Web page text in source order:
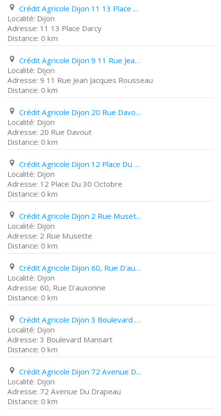
Crédit Agricole Dijon 11 13 Place Darcy
Dijon
11 13 Place Darcy
0 km
Crédit Agricole Dijon 9 11 Rue Jean Jacques Rousseau
Dijon
9 11 Rue Jean Jacques Rousseau
0 km
Crédit Agricole Dijon 20 Rue Davout
Dijon
20 Rue Davout
0 km
Crédit Agricole Dijon 12 Place Du 30 Octobre
Dijon
12 Place Du 30 Octobre
0 km
Crédit Agricole Dijon 2 Rue Musette
Dijon
2 Rue Musette
0 km
Crédit Agricole Dijon 60, Rue D'auxonne
Dijon
60, Rue D'auxonne
0 km
Crédit Agricole Dijon 3 Boulevard Mansart
Dijon
3 Boulevard Mansart
0 km
Crédit Agricole Dijon 72 Avenue Du Drapeau
Dijon
72 Avenue Du Drapeau
0 km